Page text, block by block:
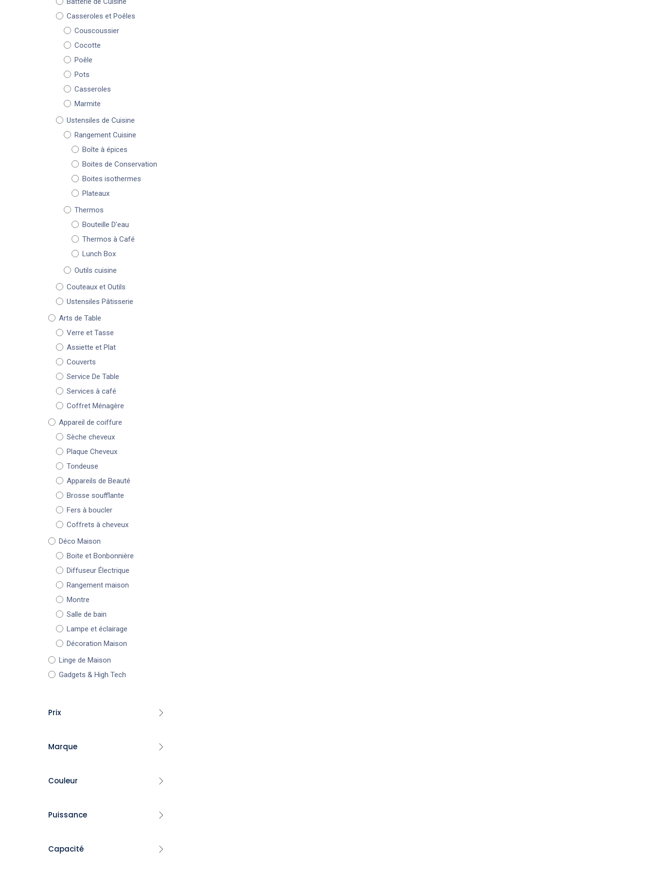
Casseroles et Poêles
Couscoussier
Cocotte
Poêle
Pots
Casseroles
Marmite
Ustensiles de Cuisine
Rangement Cuisine
Boîte à épices
Boites de Conservation
Boites isothermes
Plateaux
Thermos
Bouteille D'eau
Thermos à Café
Lunch Box
Outils cuisine
Couteaux et Outils
Ustensiles Pâtisserie
Arts de Table
Verre et Tasse
Assiette et Plat
Couverts
Service De Table
Services à café
Coffret Ménagère
Appareil de coiffure
Sèche cheveux
Plaque Cheveux
Tondeuse
Appareils de Beauté
Brosse soufflante
Fers à boucler
Coffrets à cheveux
Déco Maison
Boite et Bonbonnière
Diffuseur Électrique
Rangement maison
Montre
Salle de bain
Lampe et éclairage
Décoration Maison
Linge de Maison
Gadgets & High Tech
Prix
FILTRE
Marque
Luminarc
​Hascevher
Arian
Couleur
Rouge
Puissance
120 Watt
Capacité